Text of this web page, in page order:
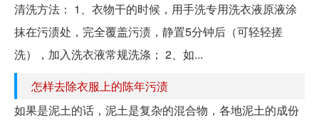
清洗方法： 1、衣物干的时候，用手洗专用洗衣液原液涂
抹在污渍处，完全覆盖污渍，静置5分钟后（可轻轻搓
洗），加入洗衣液常规洗涤； 2、如...
怎样去除衣服上的陈年污渍
如果是泥土的话，泥土是复杂的混合物，各地泥土的成份